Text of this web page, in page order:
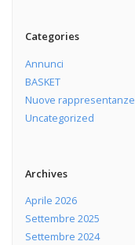
Categories
Annunci
BASKET
Nuove rappresentanze
Uncategorized
Archives
Aprile 2026
Settembre 2025
Settembre 2024